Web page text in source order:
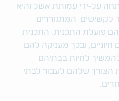
על-ידי עמותת אשל והיא
לקשישים המתגוררים
בהם פועלת התכנית. התכנית
ובכך מעניקה להם
לחיות בבתיהם
הצורך שלהם לעבור לבתי